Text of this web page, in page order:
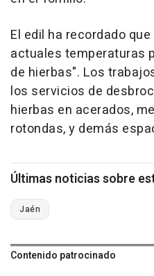
El edil ha recordado
actuales temperaturas
de hierbas". Los
los servicios de
hierbas en acerados,
rotondas, y demás
Últimas noticias sobre
Jaén
Contenido patrocinado